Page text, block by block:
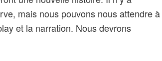
mais nous pouvons nous attendre à
et la narration. Nous devrons